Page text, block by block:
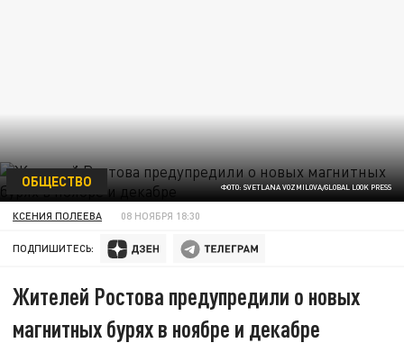
ФОТО: SVETLANA VOZMILOVA/GLOBAL LOOK PRESS
ОБЩЕСТВО
КСЕНИЯ ПОЛЕЕВА 08 НОЯБРЯ 18:30
ПОДПИШИТЕСЬ:
Жителей Ростова предупредили о новых
магнитных бурях в ноябре и декабре